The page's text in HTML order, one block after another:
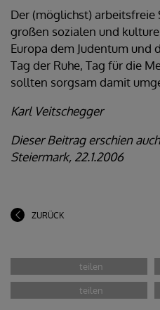
Der (möglichst) arbeitsfreie
großen sozialen und
Europa dem Judentum und
Tag der Ruhe, Tag für die
sollten sorgsam damit
Karl Veitschegger
Dieser Beitrag erschien
Steiermark, 22.1.2006
ZURÜCK